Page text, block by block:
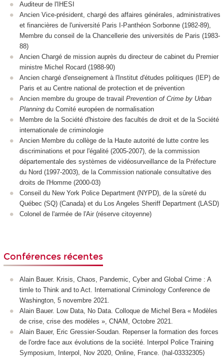
Auditeur de l'IHESI
Ancien Vice-président, chargé des affaires générales, administratives
et financières de l'université Paris I-Panthéon Sorbonne (1982-89),
Membre du conseil de la Chancellerie des universités de Paris (1983-
88)
Ancien Chargé de mission auprès du directeur de cabinet du Premier
ministre Michel Rocard (1988-90)
Ancien chargé d'enseignement à l'Institut d'études politiques (IEP) de
Paris et au Centre national de protection et de prévention
Ancien membre du groupe de travail Prevention of Crime by Urban
Planning du Comité européen de normalisation
Membre de la Société d'histoire des facultés de droit et de la Société
internationale de criminologie
Ancien Membre du collège de la Haute autorité de lutte contre les
discriminations et pour l'égalité (2005-2007), de la commission
départementale des systèmes de vidéosurveillance de la Préfecture
du Nord (1997-2003), de la Commission nationale consultative des
droits de l'Homme (2000-03)
Conseil du New York Police Department (NYPD), de la sûreté du
Québec (SQ) (Canada) et du Los Angeles Sheriff Department (LASD)
Colonel de l'armée de l'Air (réserve citoyenne)
Conférences récentes
Alain Bauer. Krisis, Chaos, Pandemic, Cyber and Global Crime : A
timle to Think and to Act. International Criminology Conference de
Washington, 5 novembre 2021.
Alain Bauer. Low Data, No Data. Colloque de Michel Bera « Modèles
de crise, crise des modèles », CNAM, Octobre 2021.
Alain Bauer, Eric Gressier-Soudan. Repenser la formation des forces
de l'ordre face aux évolutions de la société. Interpol Police Training
Symposium, Interpol, Nov 2020, Online, France. ⟨hal-03332305⟩